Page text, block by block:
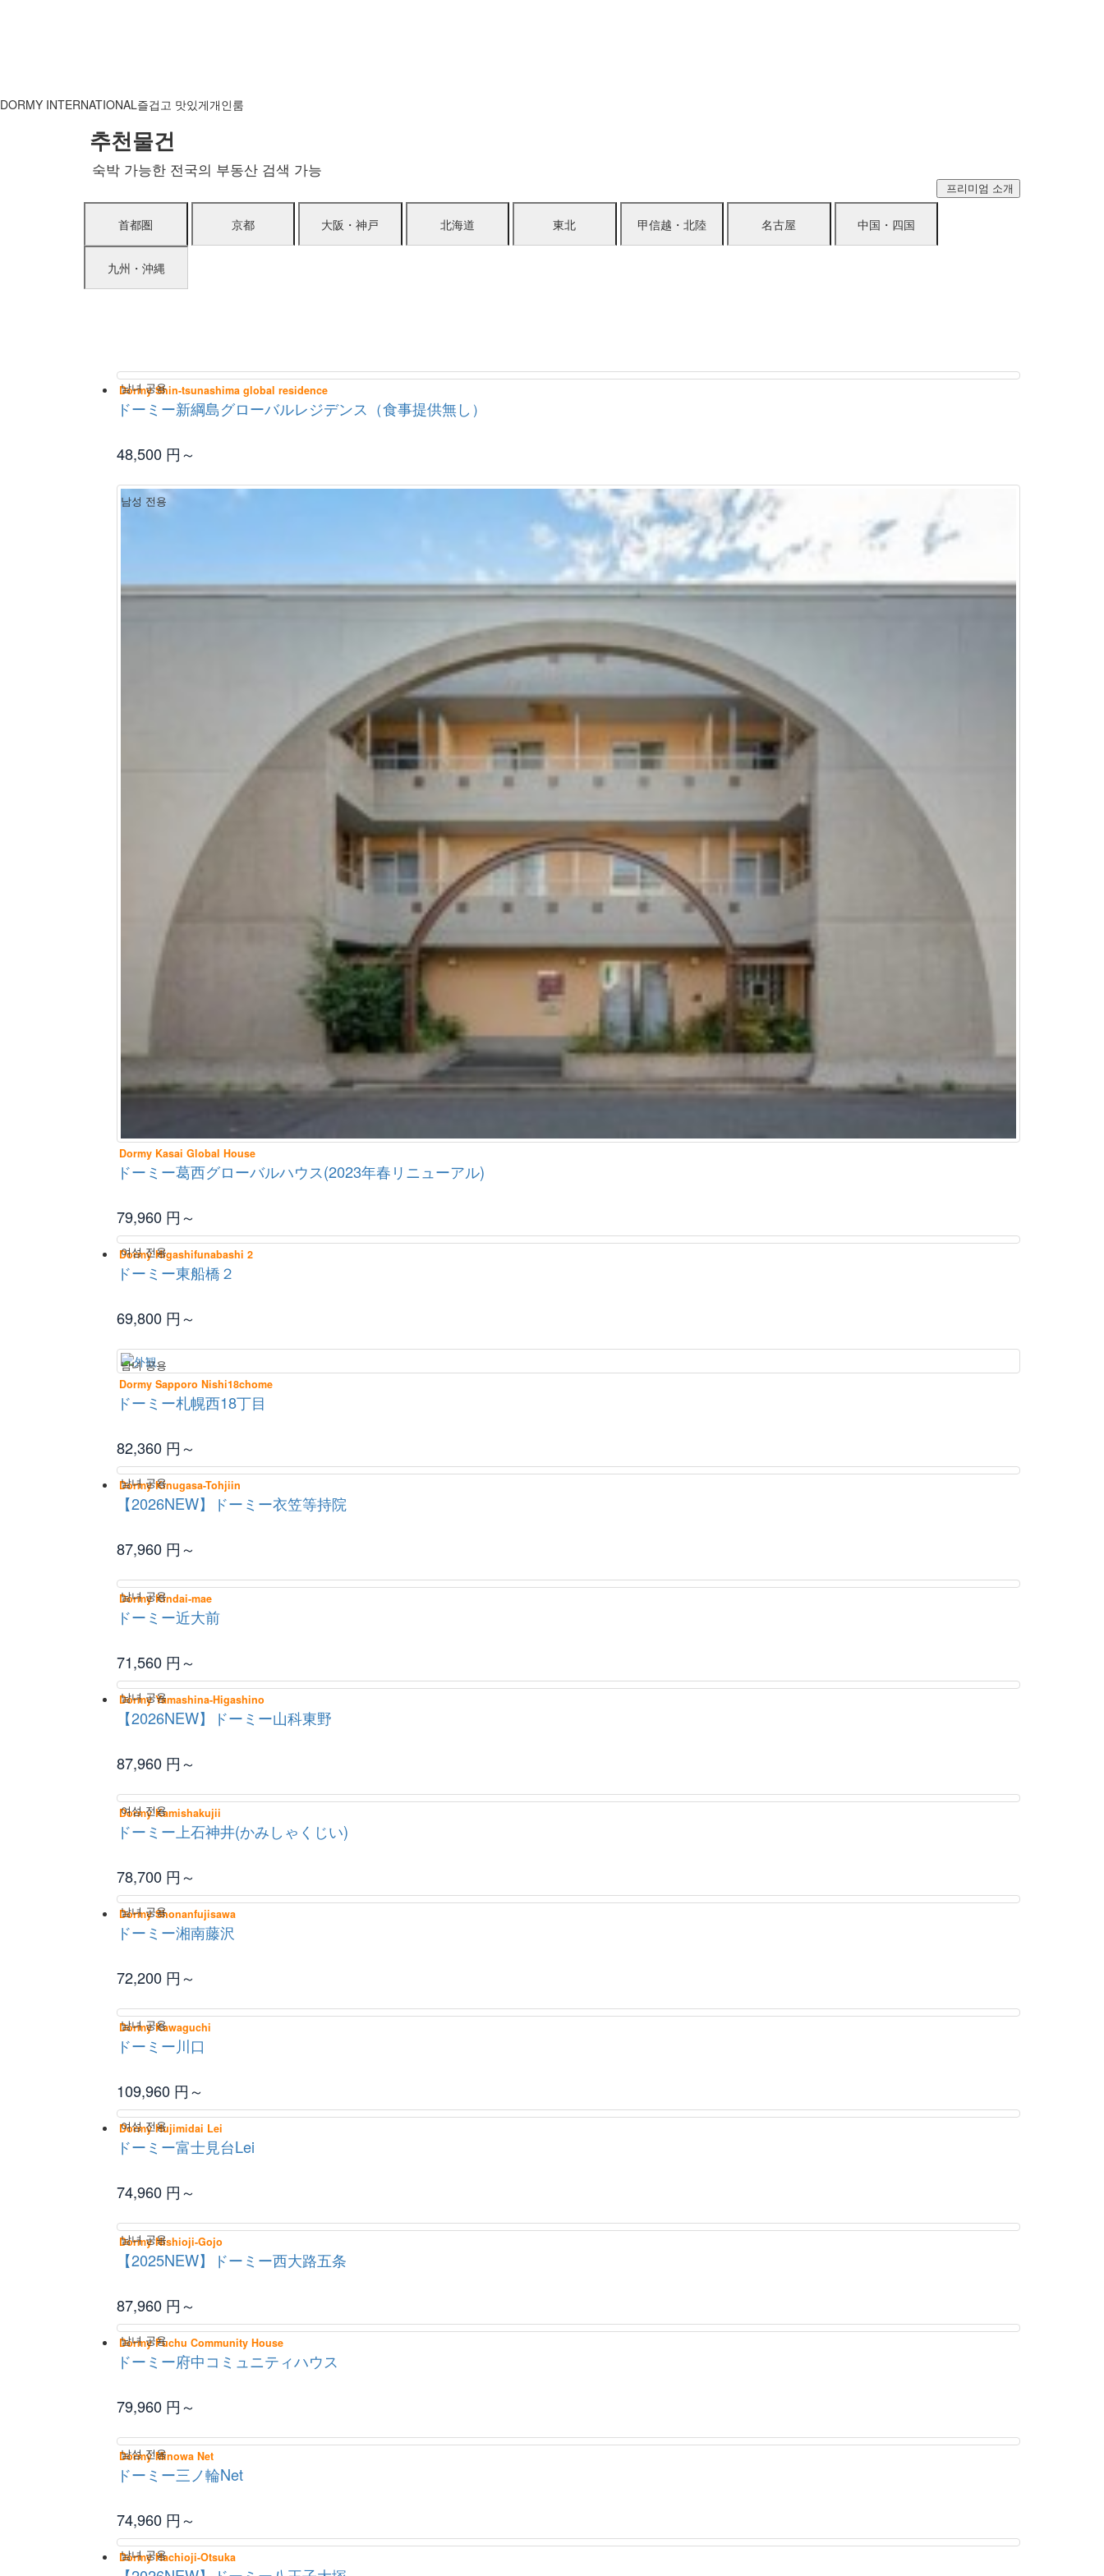
DORMY INTERNATIONAL즐겁고 맛있게개인룸
추천물건
숙박 가능한 전국의 부동산 검색 가능
프리미엄 소개
首都圏 京都 大阪・神戸 北海道 東北 甲信越・北陸 名古屋 中国・四国
九州・沖縄
남녀 공용
Dormy Shin-tsunashima global residence
ドーミー新綱島グローバルレジデンス（食事提供無し）
48,500 円～
남성 전용
Dormy Kasai Global House
ドーミー葛西グローバルハウス(2023年春リニューアル)
79,960 円～
여성 전용
Dormy Higashifunabashi 2
ドーミー東船橋２
69,800 円～
남녀 공용
Dormy Sapporo Nishi18chome
ドーミー札幌西18丁目
82,360 円～
남녀 공용
Dormy Kinugasa-Tohjiin
【2026NEW】ドーミー衣笠等持院
87,960 円～
남녀 공용
Dormy Kindai-mae
ドーミー近大前
71,560 円～
남녀 공용
Dormy Yamashina-Higashino
【2026NEW】ドーミー山科東野
87,960 円～
여성 전용
Dormy Kamishakujii
ドーミー上石神井(かみしゃくじい)
78,700 円～
남녀 공용
Dormy Shonanfujisawa
ドーミー湘南藤沢
72,200 円～
남녀 공용
Dormy Kawaguchi
ドーミー川口
109,960 円～
여성 전용
Dormy Hujimidai Lei
ドーミー富士見台Lei
74,960 円～
남녀 공용
Dormy Nishioji-Gojo
【2025NEW】ドーミー西大路五条
87,960 円～
남녀 공용
Dormy Fuchu Community House
ドーミー府中コミュニティハウス
79,960 円～
남성 전용
Dormy Minowa Net
ドーミー三ノ輪Net
74,960 円～
남녀 공용
Dormy Hachioji-Otsuka